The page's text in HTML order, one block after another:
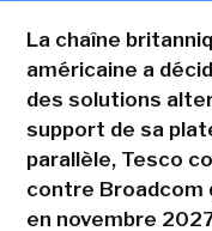
La chaîne
américaine a
des solutions
support de sa
parallèle, Tesco
contre Broadcom
en novembre